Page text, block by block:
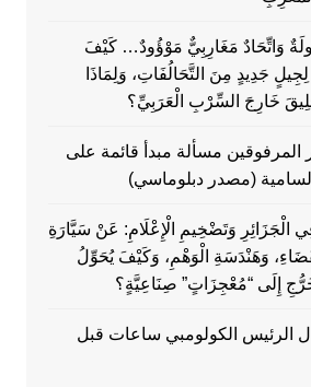
وَاتِّحَادٌ مَغَارِبِيٌّ مَوْؤُودٌ… كَيْفَ
جَدِيدٍ مِنَ التَّحَالُفَاتِ، وَلِمَاذَا
خَارِجَ السِّرْبِ الْعَرَبِيِّ؟
المرفوقين مسألة مبدأ قائمة على
السامية (مصدر دبلوماسي)
الْجَزَائِرِ وَتَضْخِيمِ الْإِعْلَامِ: عَنْ سَيَّارَةِ
وَهَنْدَسَةِ الْوَهْمِ، وَكَيْفَ يُحَوِّلُ
إِلَى “مُعْجِزَاتٍ” صِنَاعِيَّةٍ؟
الرئيس الكولومبي ساعات قبل